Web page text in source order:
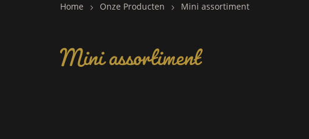
Home Onze Producten Mini assortiment
Mini assortiment